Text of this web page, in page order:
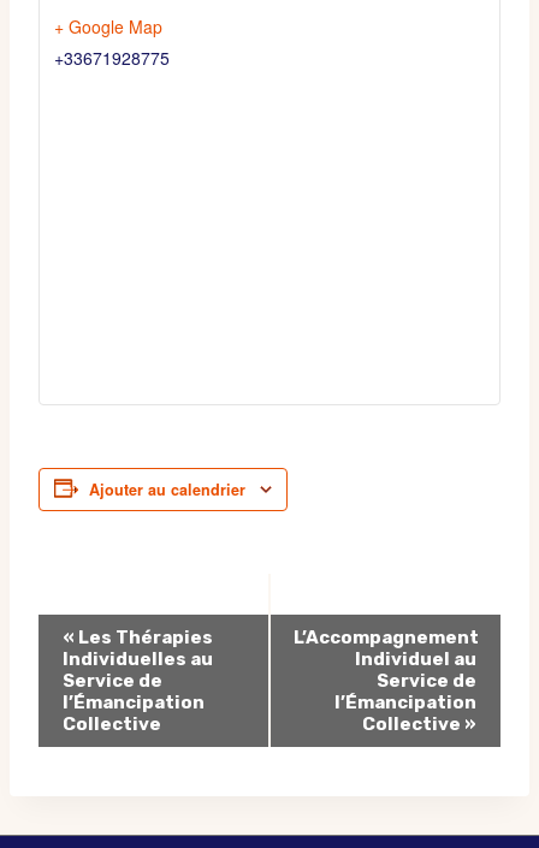
+ Google Map
+33671928775
Ajouter au calendrier
Navigation
Évènement
« Les Thérapies
Individuelles au
Service de
l’Émancipation
Collective
L’Accompagnement
Individuel au
Service de
l’Émancipation
Collective »